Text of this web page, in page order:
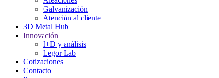
Galvanización
Atención al cliente
3D Metal Hub
Innovación
I+D y análisis
Legor Lab
Cotizaciones
Contacto